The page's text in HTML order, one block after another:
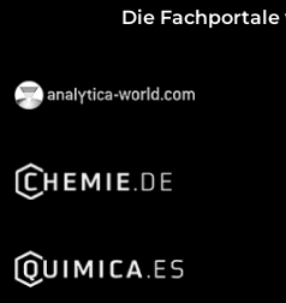
Die Fachportale